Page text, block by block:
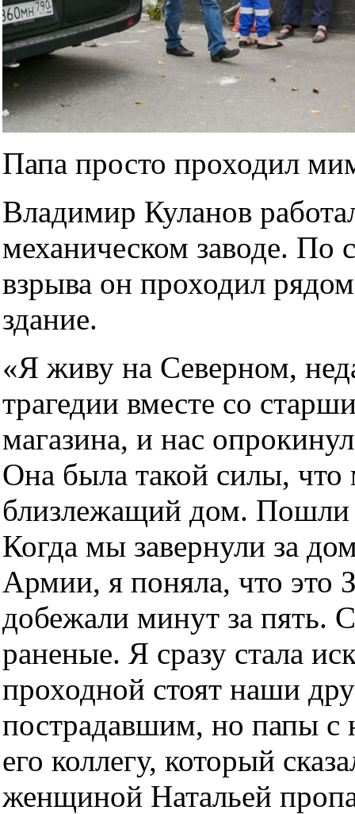
Папа просто проходил
Владимир Куланов
механическом заводе. По
взрыва он проходил
здание.
«Я живу на Северном,
трагедии вместе со
магазина, и нас
Она была такой силы, что
близлежащий дом. Пошли
Когда мы завернули за
Армии, я поняла, что
добежали минут за
раненые. Я сразу стала
проходной стоят наши
пострадавшим, но папы с
его коллегу, который
женщиной Натальей